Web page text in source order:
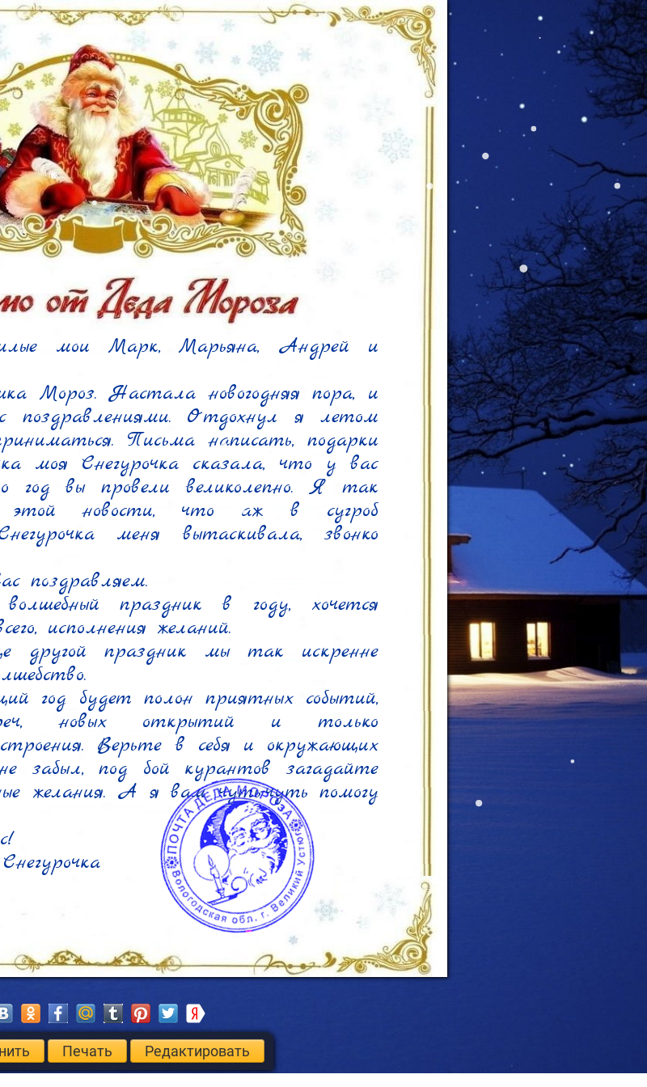
мои Марк, Марьяна, Андрей и
Мороз. Настала новогодняя пора, и
Отдохнул я летом
Письма написать, подарки
моя Снегурочка сказала, что у вас
год вы провели великолепно. Я так
этой новости, что аж в сугроб
меня вытаскивала, звонко
поздравляем.
праздник в году, хочется
исполнения желаний.
другой праздник мы так искренне
год будет полон приятных событий,
новых открытий и только
Верьте в себя и окружающих
забыл, под бой курантов загадайте
желания. А я вам чуть-чуть помогу
Печать Редактировать